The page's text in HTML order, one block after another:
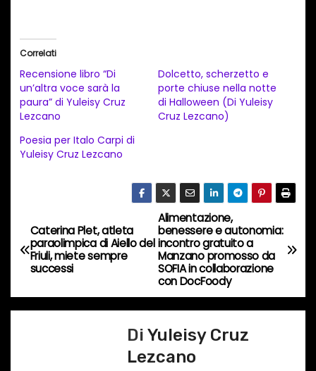
i
a
m
e
n
t
n
c
o
s
Correlati
Recensione libro “Di
un’altra voce sarà la
paura” di Yuleisy Cruz
Lezcano
Dolcetto, scherzetto e
porte chiuse nella notte
di Halloween (Di Yuleisy
Cruz Lezcano)
Poesia per Italo Carpi di
Yuleisy Cruz Lezcano
N
a
i
Alimentazione,
benessere e autonomia:
incontro gratuito a
Manzano promosso da
SOFIA in collaborazione
con DocFoody
Caterina Plet, atleta
paraolimpica di Aiello del
Friuli, miete sempre
successi
Di Yuleisy Cruz
Lezcano